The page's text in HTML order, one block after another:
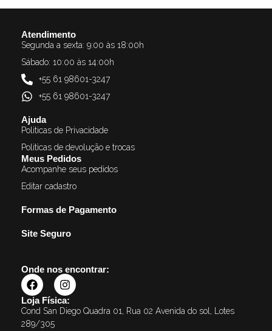
Atendimento
Segunda a sexta: 9:00 às 18:00h
Sábado: 10:00 às 14:00h
+55 61 98601-3247
+55 61 98601-3247
Ajuda
Politicas de Privacidade
Politicas de devolução e trocas
Meus Pedidos
Acompanhe seus pedidos
Editar cadastro
Formas de Pagamento
Site Seguro
Onde nos encontrar:
Loja Física:
Cond San Diego Quadra 01, Rua 02 Avenida do sol, Lotes
289/305